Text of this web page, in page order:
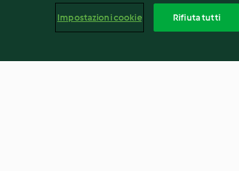
Impostazioni cookie Rifiuta tutti